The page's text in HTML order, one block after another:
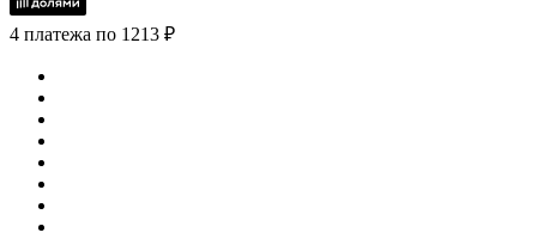
4 платежа по 1213 ₽